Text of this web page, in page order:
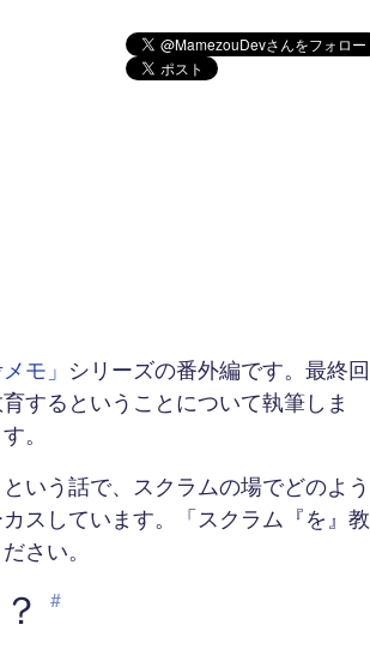
モ」 シリーズの番外編です。最終回
するということについて執筆しま
。
いう話で、スクラムの場でどのよう
スしています。「スクラム『を』教
さい。
#